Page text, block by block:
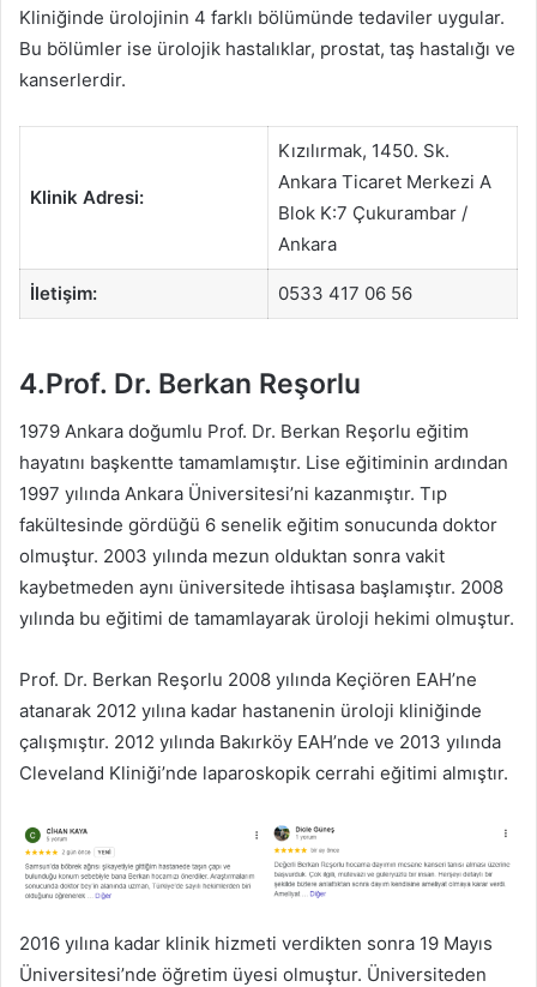
Kliniğinde ürolojinin 4 farklı bölümünde tedaviler uygular.
Bu bölümler ise ürolojik hastalıklar, prostat, taş hastalığı ve
kanserlerdir.
Klinik Adresi:
Kızılırmak, 1450. Sk.
Ankara Ticaret Merkezi A
Blok K:7 Çukurambar /
Ankara
İletişim: 0533 417 06 56
4.Prof. Dr. Berkan Reşorlu
1979 Ankara doğumlu Prof. Dr. Berkan Reşorlu eğitim
hayatını başkentte tamamlamıştır. Lise eğitiminin ardından
1997 yılında Ankara Üniversitesi’ni kazanmıştır. Tıp
fakültesinde gördüğü 6 senelik eğitim sonucunda doktor
olmuştur. 2003 yılında mezun olduktan sonra vakit
kaybetmeden aynı üniversitede ihtisasa başlamıştır. 2008
yılında bu eğitimi de tamamlayarak üroloji hekimi olmuştur.
Prof. Dr. Berkan Reşorlu 2008 yılında Keçiören EAH’ne
atanarak 2012 yılına kadar hastanenin üroloji kliniğinde
çalışmıştır. 2012 yılında Bakırköy EAH’nde ve 2013 yılında
Cleveland Kliniği’nde laparoskopik cerrahi eğitimi almıştır.
2016 yılına kadar klinik hizmeti verdikten sonra 19 Mayıs
Üniversitesi’nde öğretim üyesi olmuştur. Üniversiteden